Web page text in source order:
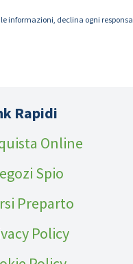
informazioni, declina ogni
Rapidi
Online
Spio
Preparto
Policy